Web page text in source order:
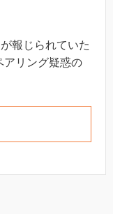
報じられていた
アリング疑惑の